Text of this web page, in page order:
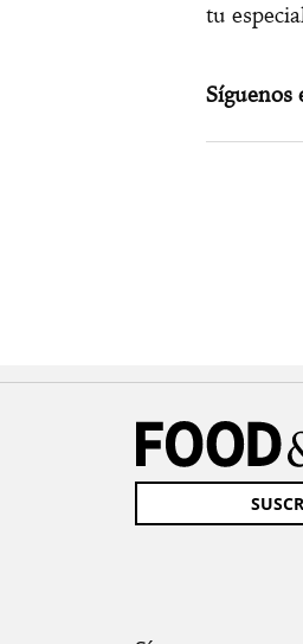
tu
Síguenos